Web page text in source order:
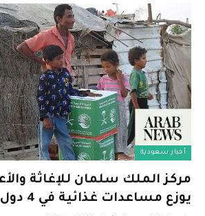
أخبار سعودية
مركز الملك سلمان للإغاثة
يوزع مساعدات غذائية في 4 دول